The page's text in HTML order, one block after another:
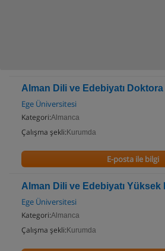
Alman Dili ve Edebiyatı Doktora
Ege Üniversitesi
Kategori:Almanca
Çalışma şekli: Kurumda
E-posta ile bilgi
Alman Dili ve Edebiyatı Yüksek
Ege Üniversitesi
Kategori:Almanca
Çalışma şekli: Kurumda